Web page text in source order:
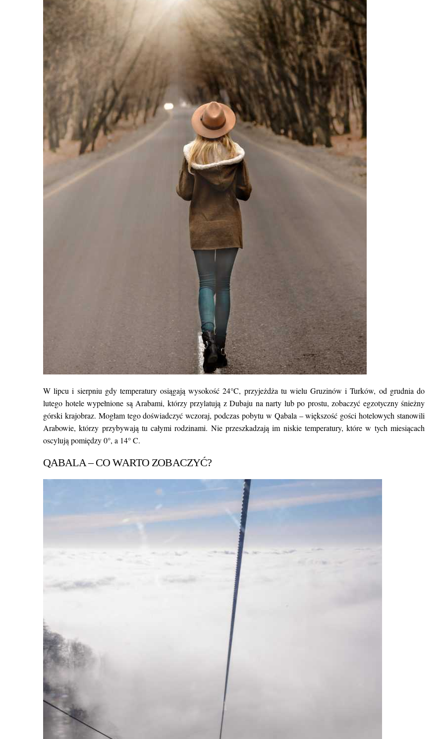
W lipcu i sierpniu gdy temperatury osiągają wysokość 24°C, przyjeżdża tu wielu Gruzinów i Turków, od grudnia do
lutego hotele wypełnione są Arabami, którzy przylatują z Dubaju na narty lub po prostu, zobaczyć egzotyczny śnieżny
górski krajobraz. Mogłam tego doświadczyć wczoraj, podczas pobytu w Qabala – większość gości hotelowych stanowili
Arabowie, którzy przybywają tu całymi rodzinami. Nie przeszkadzają im niskie temperatury, które w tych miesiącach
oscylują pomiędzy 0°, a 14° C.
QABALA – CO WARTO ZOBACZYĆ?